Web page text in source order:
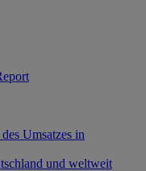
Umsatzes in
und weltweit